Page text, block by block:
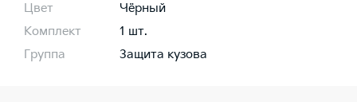
Цвет
Чёрный
Комплект
1 шт.
Группа
Защита кузова